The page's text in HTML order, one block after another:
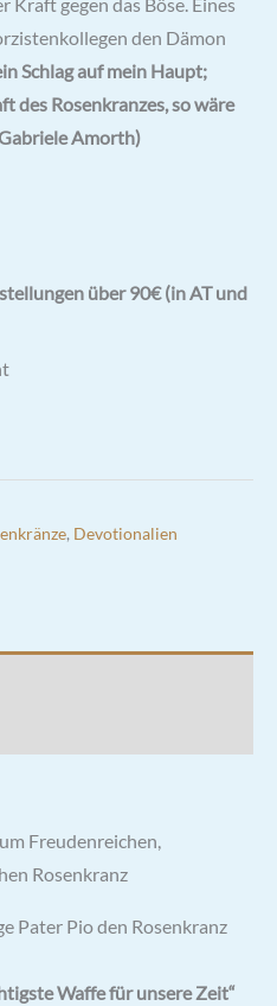
gegen das Böse. Eines
den Dämon
Schlag auf mein Haupt;
des Rosenkranzes, so wäre
Amorth)
über 90€ (in AT und
, Devotionalien
Freudenreichen,
Rosenkranz
Pater Pio den Rosenkranz
Waffe für unsere Zeit“